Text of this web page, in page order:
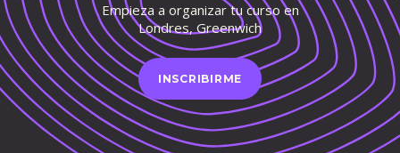
Empieza a organizar tu curso en
Londres, Greenwich
INSCRIBIRME